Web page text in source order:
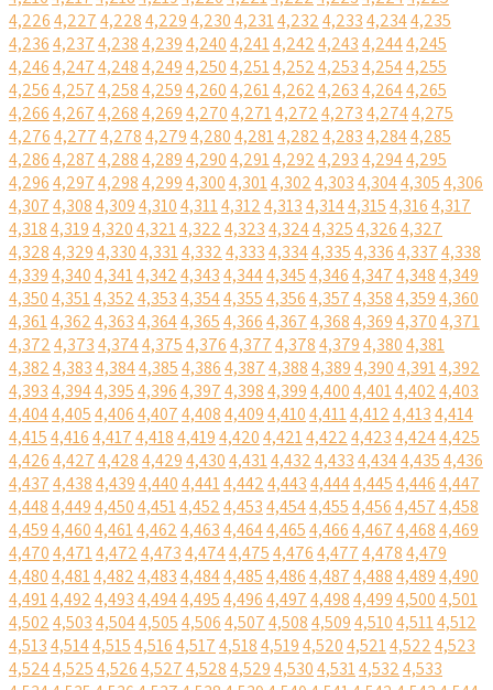
4,2264,2274,2284,2294,2304,2314,2324,2334,2344,235
4,2364,2374,2384,2394,2404,2414,2424,2434,2444,245
4,2464,2474,2484,2494,2504,2514,2524,2534,2544,255
4,2564,2574,2584,2594,2604,2614,2624,2634,2644,265
4,2664,2674,2684,2694,2704,2714,2724,2734,2744,275
4,2764,2774,2784,2794,2804,2814,2824,2834,2844,285
4,2864,2874,2884,2894,2904,2914,2924,2934,2944,295
4,2964,2974,2984,2994,3004,3014,3024,3034,3044,3054,306
4,3074,3084,3094,3104,3114,3124,3134,3144,3154,3164,317
4,3184,3194,3204,3214,3224,3234,3244,3254,3264,327
4,3284,3294,3304,3314,3324,3334,3344,3354,3364,3374,338
4,3394,3404,3414,3424,3434,3444,3454,3464,3474,3484,349
4,3504,3514,3524,3534,3544,3554,3564,3574,3584,3594,360
4,3614,3624,3634,3644,3654,3664,3674,3684,3694,3704,371
4,3724,3734,3744,3754,3764,3774,3784,3794,3804,381
4,3824,3834,3844,3854,3864,3874,3884,3894,3904,3914,392
4,3934,3944,3954,3964,3974,3984,3994,4004,4014,4024,403
4,4044,4054,4064,4074,4084,4094,4104,4114,4124,4134,414
4,4154,4164,4174,4184,4194,4204,4214,4224,4234,4244,425
4,4264,4274,4284,4294,4304,4314,4324,4334,4344,4354,436
4,4374,4384,4394,4404,4414,4424,4434,4444,4454,4464,447
4,4484,4494,4504,4514,4524,4534,4544,4554,4564,4574,458
4,4594,4604,4614,4624,4634,4644,4654,4664,4674,4684,469
4,4704,4714,4724,4734,4744,4754,4764,4774,4784,479
4,4804,4814,4824,4834,4844,4854,4864,4874,4884,4894,490
4,4914,4924,4934,4944,4954,4964,4974,4984,4994,5004,501
4,5024,5034,5044,5054,5064,5074,5084,5094,5104,5114,512
4,5134,5144,5154,5164,5174,5184,5194,5204,5214,5224,523
4,5244,5254,5264,5274,5284,5294,5304,5314,5324,533